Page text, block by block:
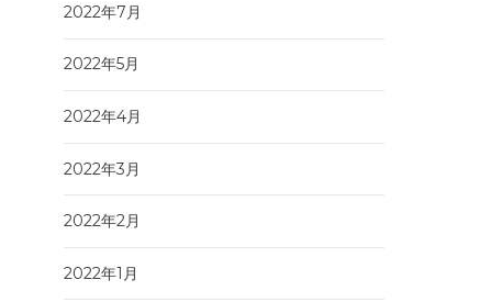
2022年7月
2022年5月
2022年4月
2022年3月
2022年2月
2022年1月